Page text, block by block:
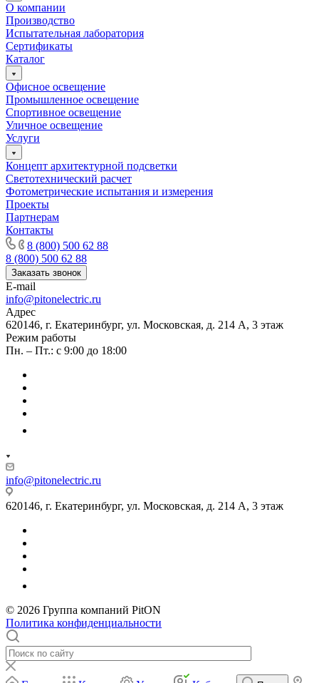
О компании
Производство
Испытательная лаборатория
Сертификаты
Каталог
Офисное освещение
Промышленное освещение
Спортивное освещение
Уличное освещение
Услуги
Концепт архитектурной подсветки
Светотехнический расчет
Фотометрические испытания и измерения
Проекты
Партнерам
Контакты
8 (800) 500 62 88
8 (800) 500 62 88
Заказать звонок
E-mail
info@pitonelectric.ru
Адрес
620146, г. Екатеринбург, ул. Московская, д. 214 А, 3 этаж
Режим работы
Пн. – Пт.: с 9:00 до 18:00
info@pitonelectric.ru
620146, г. Екатеринбург, ул. Московская, д. 214 А, 3 этаж
© 2026 Группа компаний PitON
Политика конфиденциальности